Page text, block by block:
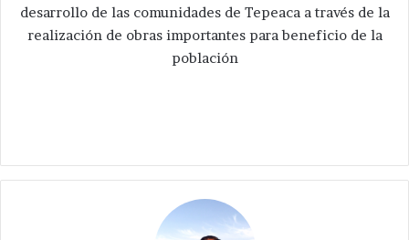
desarrollo de las comunidades de Tepeaca a través de la
realización de obras importantes para beneficio de la
población